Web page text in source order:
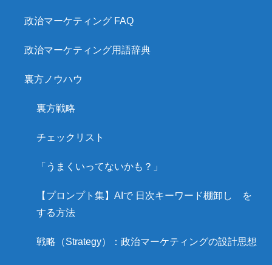
政治マーケティング FAQ
政治マーケティング用語辞典
裏方ノウハウ
裏方戦略
チェックリスト
「うまくいってないかも？」
【プロンプト集】AIで 日次キーワード棚卸し を
する方法
戦略（Strategy）：政治マーケティングの設計思想